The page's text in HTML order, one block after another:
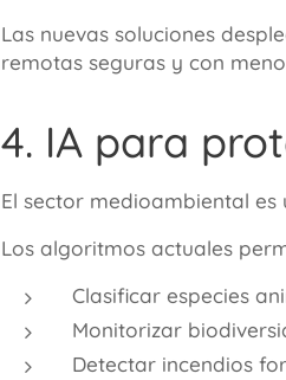
Las nuevas soluciones
remotas seguras y con
4. IA para
El sector medioambiental
Los algoritmos actuales
Clasificar especies
Monitorizar
Detectar incendios